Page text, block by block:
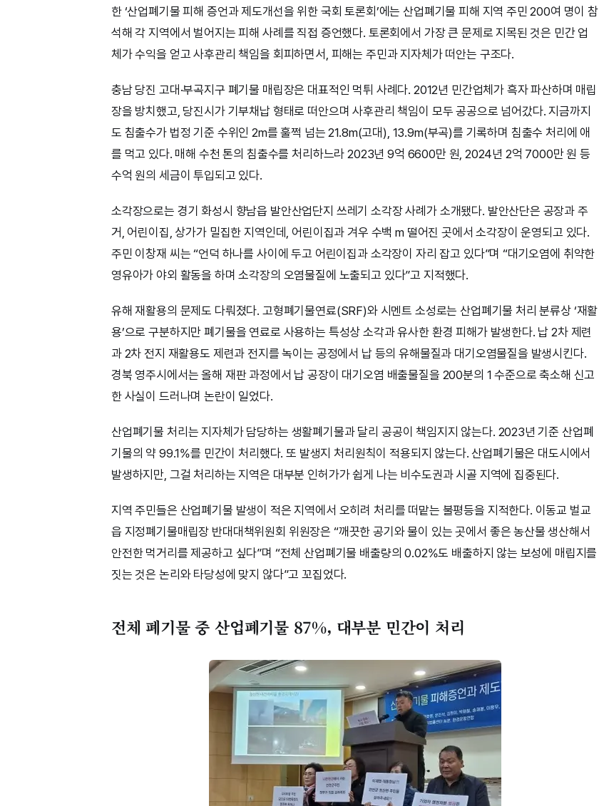
한 ‘산업폐기물 피해 증언과 제도개선을 위한 국회 토론회’에는 산업폐기물 피해 지역 주민 200여 명이 참
석해 각 지역에서 벌어지는 피해 사례를 직접 증언했다. 토론회에서 가장 큰 문제로 지목된 것은 민간 업
체가 수익을 얻고 사후관리 책임을 회피하면서, 피해는 주민과 지자체가 떠안는 구조다.
충남 당진 고대·부곡지구 폐기물 매립장은 대표적인 먹튀 사례다. 2012년 민간업체가 흑자 파산하며 매립
장을 방치했고, 당진시가 기부채납 형태로 떠안으며 사후관리 책임이 모두 공공으로 넘어갔다. 지금까지
도 침출수가 법정 기준 수위인 2m를 훌쩍 넘는 21.8m(고대), 13.9m(부곡)를 기록하며 침출수 처리에 애
를 먹고 있다. 매해 수천 톤의 침출수를 처리하느라 2023년 9억 6600만 원, 2024년 2억 7000만 원 등
수억 원의 세금이 투입되고 있다.
소각장으로는 경기 화성시 향남읍 발안산업단지 쓰레기 소각장 사례가 소개됐다. 발안산단은 공장과 주
거, 어린이집, 상가가 밀집한 지역인데, 어린이집과 겨우 수백 m 떨어진 곳에서 소각장이 운영되고 있다.
주민 이창재 씨는 “언덕 하나를 사이에 두고 어린이집과 소각장이 자리 잡고 있다”며 “대기오염에 취약한
영유아가 야외 활동을 하며 소각장의 오염물질에 노출되고 있다”고 지적했다.
유해 재활용의 문제도 다뤄졌다. 고형폐기물연료(SRF)와 시멘트 소성로는 산업폐기물 처리 분류상 ‘재활
용’으로 구분하지만 폐기물을 연료로 사용하는 특성상 소각과 유사한 환경 피해가 발생한다. 납 2차 제련
과 2차 전지 재활용도 제련과 전지를 녹이는 공정에서 납 등의 유해물질과 대기오염물질을 발생시킨다.
경북 영주시에서는 올해 재판 과정에서 납 공장이 대기오염 배출물질을 200분의 1 수준으로 축소해 신고
한 사실이 드러나며 논란이 일었다.
산업폐기물 처리는 지자체가 담당하는 생활폐기물과 달리 공공이 책임지지 않는다. 2023년 기준 산업폐
기물의 약 99.1%를 민간이 처리했다. 또 발생지 처리원칙이 적용되지 않는다. 산업폐기물은 대도시에서
발생하지만, 그걸 처리하는 지역은 대부분 인허가가 쉽게 나는 비수도권과 시골 지역에 집중된다.
지역 주민들은 산업폐기물 발생이 적은 지역에서 오히려 처리를 떠맡는 불평등을 지적한다. 이동교 벌교
읍 지정폐기물매립장 반대대책위원회 위원장은 “깨끗한 공기와 물이 있는 곳에서 좋은 농산물 생산해서
안전한 먹거리를 제공하고 싶다”며 “전체 산업폐기물 배출량의 0.02%도 배출하지 않는 보성에 매립지를
짓는 것은 논리와 타당성에 맞지 않다”고 꼬집었다.
전체 폐기물 중 산업폐기물 87%, 대부분 민간이 처리